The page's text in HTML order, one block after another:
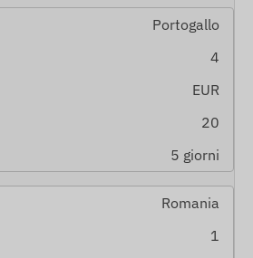
Portogallo
4
EUR
20
5 giorni
Romania
1